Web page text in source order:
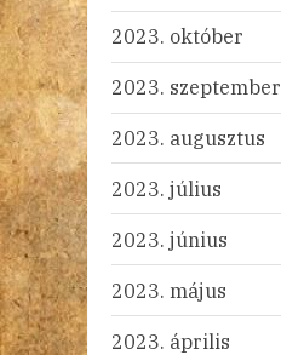
2023. október
2023. szeptember
2023. augusztus
2023. július
2023. június
2023. május
2023. április